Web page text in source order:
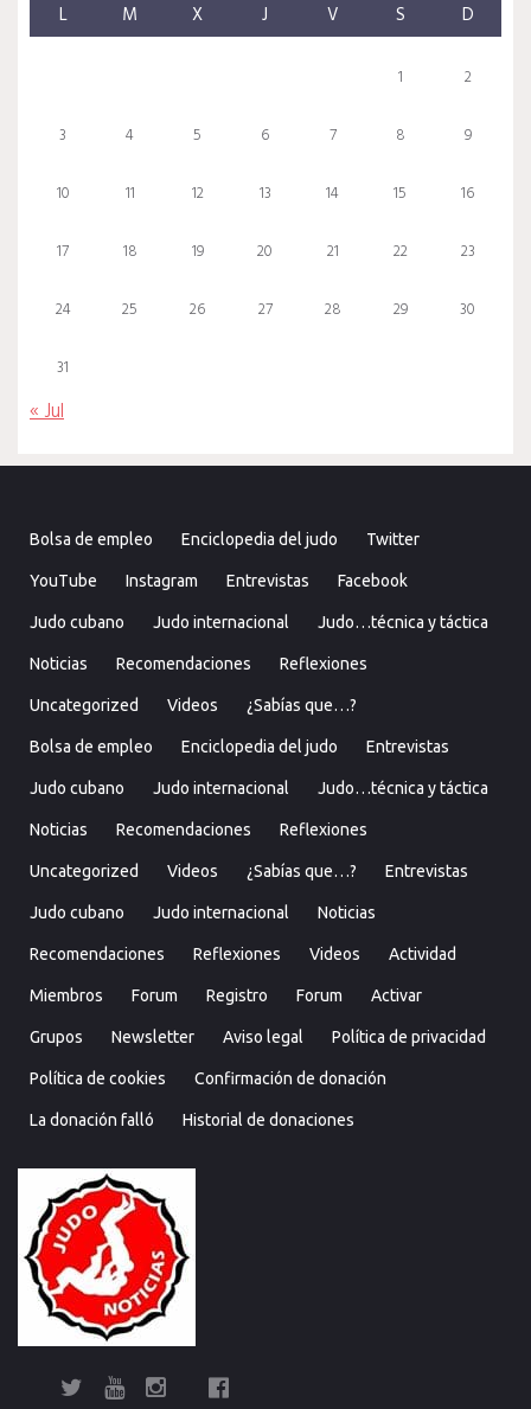
L M X J V S D
1 2
3 4 5 6 7 8 9
10 11 12 13 14 15 16
17 18 19 20 21 22 23
24 25 26 27 28 29 30
31
« Jul
Bolsa de empleo Enciclopedia del judo Twitter
YouTube Instagram Entrevistas Facebook
Judo cubano Judo internacional Judo…técnica y táctica
Noticias Recomendaciones Reflexiones
Uncategorized Videos ¿Sabías que…?
Bolsa de empleo Enciclopedia del judo Entrevistas
Judo cubano Judo internacional Judo…técnica y táctica
Noticias Recomendaciones Reflexiones
Uncategorized Videos ¿Sabías que…? Entrevistas
Judo cubano Judo internacional Noticias
Recomendaciones Reflexiones Videos Actividad
Miembros Forum Registro Forum Activar
Grupos Newsletter Aviso legal Política de privacidad
Política de cookies Confirmación de donación
La donación falló Historial de donaciones
TwitterYouTubeInstagramFacebook